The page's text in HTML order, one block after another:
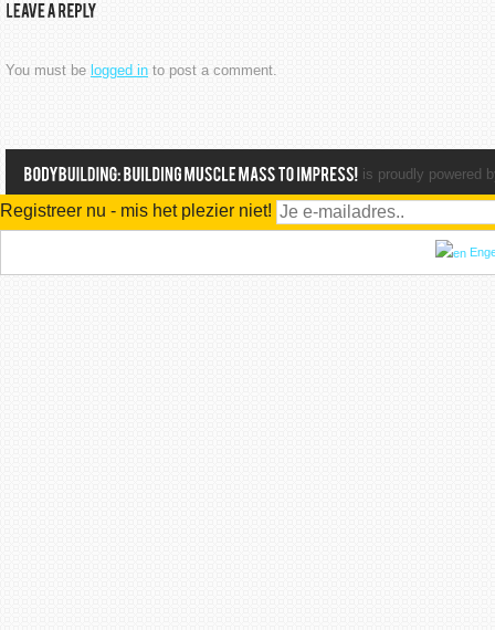
You must be logged in to post a comment.
is proudly powered
Registreer nu - mis het plezier niet!